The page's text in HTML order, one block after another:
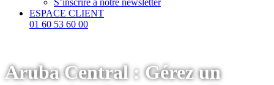
S’inscrire à notre newsletter
ESPACE CLIENT
01 60 53 60 00
Aruba Central : Gérez un